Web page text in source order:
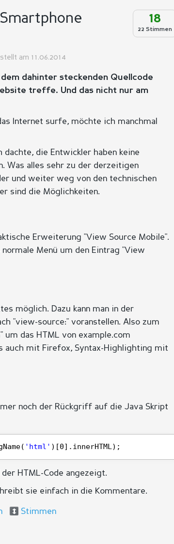
18
22 Stimmen
am 11.06.2014
dahinter steckenden Quellcode
treffe. Und das nicht nur am
Internet surfe, möchte ich manchmal
die Entwickler haben keine
Was alles sehr zu der derzeitigen
und weiter weg von den technischen
sind die Möglichkeiten.
Erweiterung "View Source Mobile".
Menü um den Eintrag "View
möglich. Dazu kann man in der
"view-source:" voranstellen. Also zum
das HTML von example.com
auch mit Firefox, Syntax-Highlighting mit
noch der Rückgriff auf die Java Skript
'html' )[0].innerHTML);
HTML-Code angezeigt.
sie einfach in die Kommentare.
Stimmen